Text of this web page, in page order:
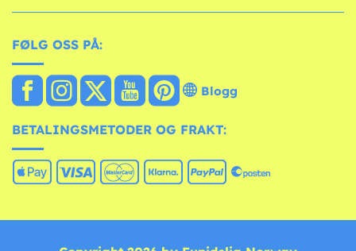
FØLG OSS PÅ:
Blogg
BETALINGSMETODER OG FRAKT: